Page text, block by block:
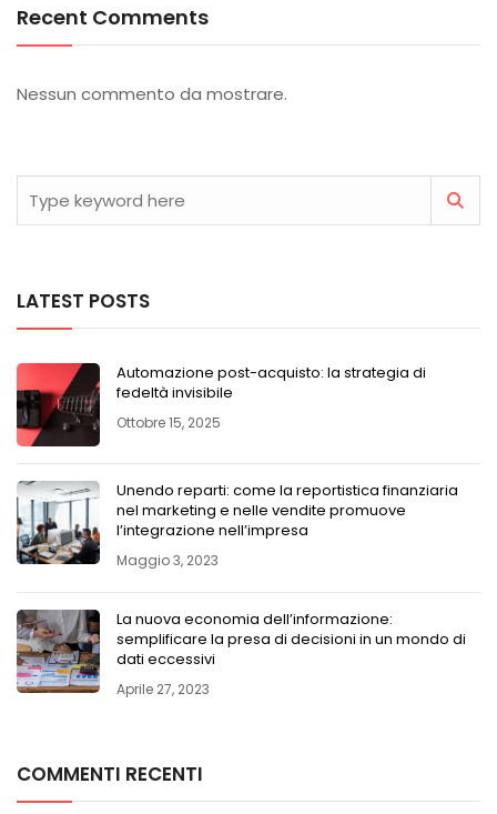
Recent Comments
Nessun commento da mostrare.
LATEST POSTS
Automazione post-acquisto: la strategia di
fedeltà invisibile
Ottobre 15, 2025
Unendo reparti: come la reportistica finanziaria
nel marketing e nelle vendite promuove
l’integrazione nell’impresa
Maggio 3, 2023
La nuova economia dell’informazione:
semplificare la presa di decisioni in un mondo di
dati eccessivi
Aprile 27, 2023
COMMENTI RECENTI